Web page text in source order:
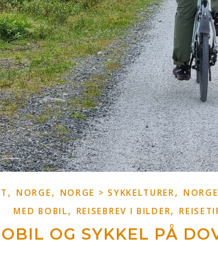
,NORGE, NORGE > SYKKELTURER,
MED BOBIL, REISEBREV I BILDER,
OG SYKKEL PÅ